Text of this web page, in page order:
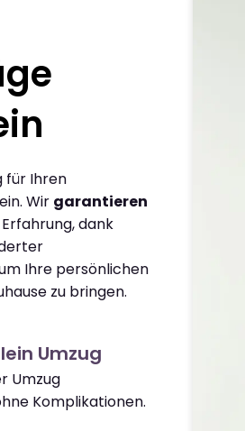
für Ihren
Wir garantieren
dank
Ihre persönlichen
zu bringen.
Umzug
Umzug
Komplikationen.